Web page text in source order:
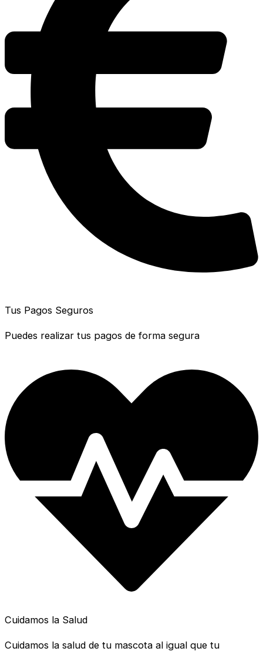
Tus Pagos Seguros
Puedes realizar tus pagos de forma segura
Cuidamos la Salud
Cuidamos la salud de tu mascota al igual que tu